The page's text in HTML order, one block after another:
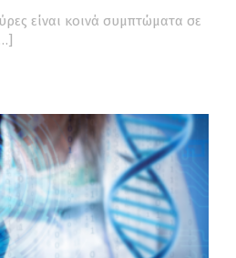
είναι κοινά συμπτώματα σε